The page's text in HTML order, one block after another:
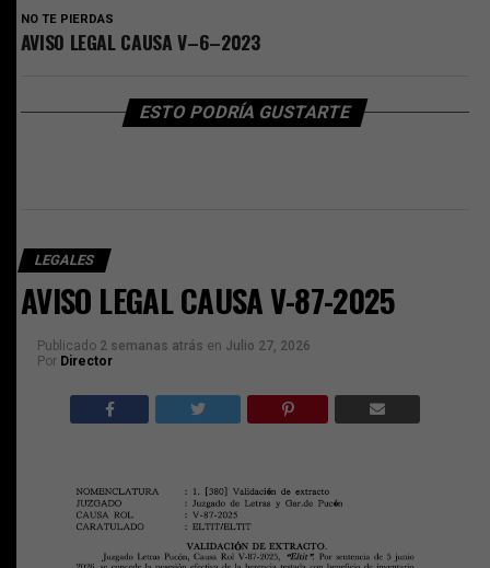
NO TE PIERDAS
AVISO LEGAL CAUSA V–6–2023
ESTO PODRÍA GUSTARTE
LEGALES
AVISO LEGAL CAUSA V-87-2025
Publicado 2 semanas atrás en Julio 27, 2026
Por Director